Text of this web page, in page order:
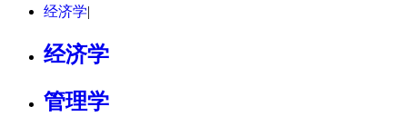
经济学|
经济学
管理学